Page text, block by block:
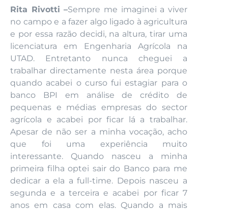
Rita Rivotti –Sempre me imaginei a viver
no campo e a fazer algo ligado à agricultura
e por essa razão decidi, na altura, tirar uma
licenciatura em Engenharia Agrícola na
UTAD. Entretanto nunca cheguei a
trabalhar directamente nesta área porque
quando acabei o curso fui estagiar para o
banco BPI em análise de crédito de
pequenas e médias empresas do sector
agrícola e acabei por ficar lá a trabalhar.
Apesar de não ser a minha vocação, acho
que foi uma experiência muito
interessante. Quando nasceu a minha
primeira filha optei sair do Banco para me
dedicar a ela a full-time. Depois nasceu a
segunda e a terceira e acabei por ficar 7
anos em casa com elas. Quando a mais